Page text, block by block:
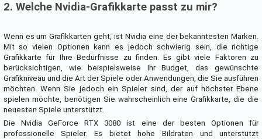
2. Welche Nvidia-Grafikkarte passt zu mir?
Wenn es um Grafikkarten geht, ist Nvidia eine der bekanntesten Marken.
Mit so vielen Optionen kann es jedoch schwierig sein, die richtige
Grafikkarte für Ihre Bedürfnisse zu finden. Es gibt viele Faktoren zu
berücksichtigen, wie beispielsweise Ihr Budget, das gewünschte
Grafikniveau und die Art der Spiele oder Anwendungen, die Sie ausführen
möchten. Wenn Sie jedoch ein Spieler sind, der auf höchster Ebene
spielen möchte, benötigen Sie wahrscheinlich eine Grafikkarte, die die
neuesten Spiele unterstützt.
Die Nvidia GeForce RTX 3080 ist eine der besten Optionen für
professionelle Spieler. Es bietet hohe Bildraten und unterstützt